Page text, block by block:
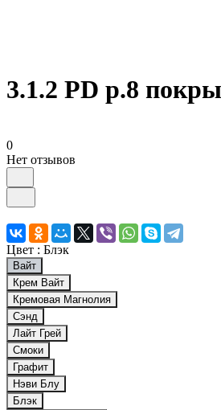
3.1.2 PD р.8
0
Нет отзывов
Цвет : Блэк
Вайт
Крем Вайт
Кремовая Магнолия
Сэнд
Лайт Грей
Смоки
Графит
Нэви Блу
Блэк